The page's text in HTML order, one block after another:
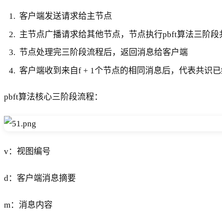
客户端发送请求给主节点
主节点广播请求给其他节点，节点执行pbft算法三阶段
节点处理完三阶段流程后，返回消息给客户端
客户端收到来自f + 1个节点的相同消息后，代表共识
pbft算法核心三阶段流程：
v：视图编号
d：客户端消息摘要
m：消息内容